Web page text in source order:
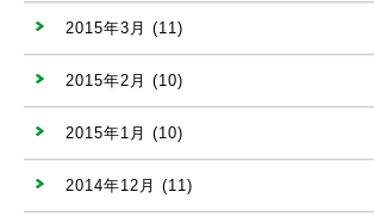
2015年3月 (11)
2015年2月 (10)
2015年1月 (10)
2014年12月 (11)